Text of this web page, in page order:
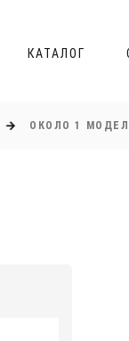
КАТАЛОГ
ОКОЛО 1